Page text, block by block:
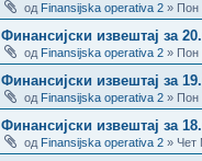
од Finansijska operativa 2 » Пон
Финансијски извештај за
од Finansijska operativa 2 » Пон
Финансијски извештај за
од Finansijska operativa 2 » Пон
Финансијски извештај за
од Finansijska operativa 2 » Чет